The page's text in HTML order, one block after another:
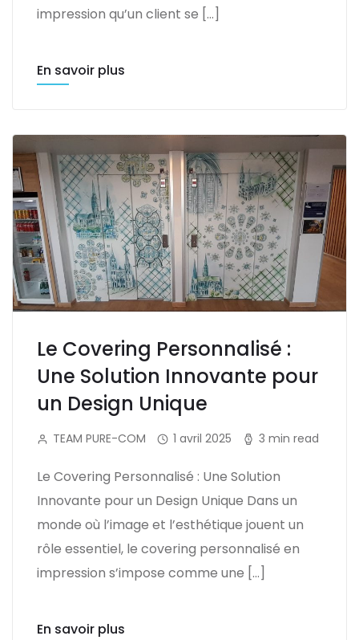
impression qu’un client se […]
En savoir plus
Le Covering Personnalisé :
Une Solution Innovante pour
un Design Unique
TEAM PURE-COM 1 avril 2025 3 min read
Le Covering Personnalisé : Une Solution
Innovante pour un Design Unique Dans un
monde où l’image et l’esthétique jouent un
rôle essentiel, le covering personnalisé en
impression s’impose comme une […]
En savoir plus